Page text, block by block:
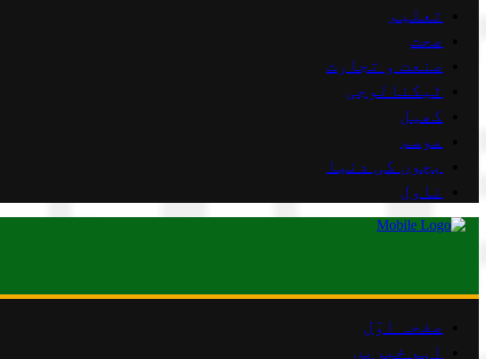
تعلیم
صحت
صنعت و تجارت
ٹیکنالوجی
کھیل
موسم
بچوں کی دنیا
ناول
صفحہ اوّل
اہم خبریں